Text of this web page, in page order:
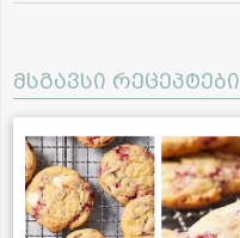
მსგავსი რეცეპტები